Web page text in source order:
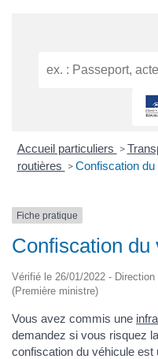
Accueil particuliers >
routières > Confiscation du
Fiche pratique
Confiscation du
Vérifié le 26/01/2022 -
(Première ministre)
Vous avez commis une
demandez si vous risquez
confiscation du véhicule est